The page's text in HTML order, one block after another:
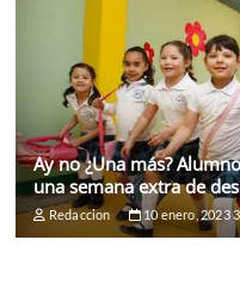
Ay no ¿Una más?
una semana extra de
Redaccion 10 enero, 2023